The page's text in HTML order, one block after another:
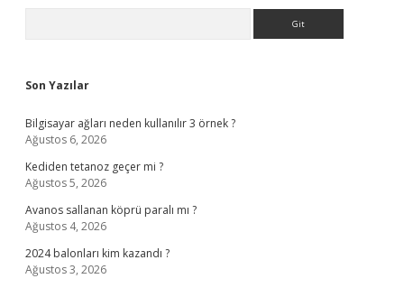
Son Yazılar
Bilgisayar ağları neden kullanılır 3 örnek ?
Ağustos 6, 2026
Kediden tetanoz geçer mi ?
Ağustos 5, 2026
Avanos sallanan köprü paralı mı ?
Ağustos 4, 2026
2024 balonları kim kazandı ?
Ağustos 3, 2026